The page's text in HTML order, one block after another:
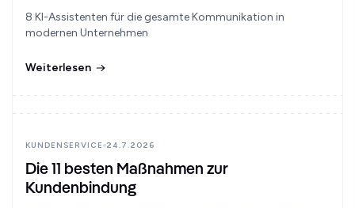
8 KI-Assistenten für die gesamte Kommunikation in
modernen Unternehmen
Weiterlesen
KUNDENSERVICE 24.7.2026
Die 11 besten Maßnahmen zur
Kundenbindung